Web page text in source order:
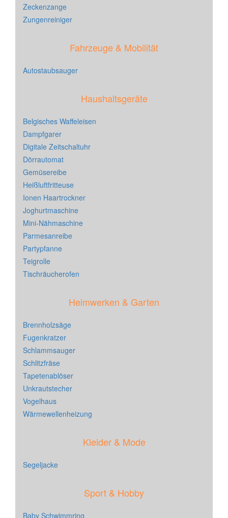
Zeckenzange
Zungenreiniger
Fahrzeuge & Mobilität
Autostaubsauger
Haushaltsgeräte
Belgisches Waffeleisen
Dampfgarer
Digitale Zeitschaltuhr
Dörrautomat
Gemüsereibe
Heißluftfritteuse
Ionen Haartrockner
Joghurtmaschine
Mini-Nähmaschine
Parmesanreibe
Partypfanne
Teigrolle
Tischräucherofen
Heimwerken & Garten
Brennholzsäge
Fugenkratzer
Schlammsauger
Schlitzfräse
Tapetenablöser
Unkrautstecher
Vogelhaus
Wärmewellenheizung
Kleider & Mode
Segeljacke
Sport & Hobby
Baby Schwimmring